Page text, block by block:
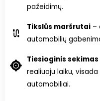
pažeidimų.
Tikslūs maršrutai –
automobilių
Tiesioginis sekimas
realiuoju laiku,
automobiliai.